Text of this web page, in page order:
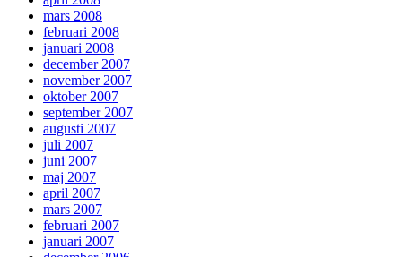
mars 2008
februari 2008
januari 2008
december 2007
november 2007
oktober 2007
september 2007
augusti 2007
juli 2007
juni 2007
maj 2007
april 2007
mars 2007
februari 2007
januari 2007